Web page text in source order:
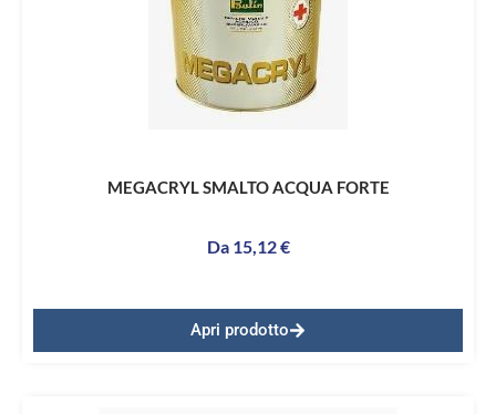
MEGACRYL SMALTO ACQUA FORTE
Da 15,12€
Apri prodotto